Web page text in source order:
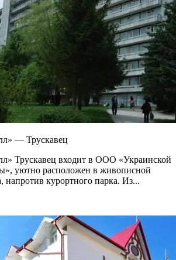
— Трускавец
Трускавец входит в ООО «Украинской
уютно расположен в живописной
напротив курортного парка. Из...